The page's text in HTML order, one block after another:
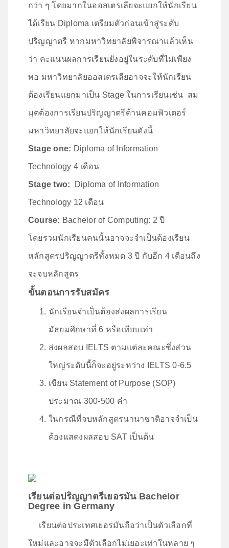
กว่า ๆ โดยมากในออสเตรเลียจะแยกให้นักเรียน
ได้เรียน Diploma เตรียมตัวก่อนเข้าสู่ระดับ
ปริญญาตรี หากมหาวิทยาลัยพิจารณาแล้วเห็น
ว่า คะแนนผลการเรียนยังอยู่ในระดับที่ไม่เพียง
พอ มหาวิทยาลัยออสเตรเลียอาจจะให้นักเรียน
ต้องเรียนแยกมาเป็น Stage ในการเรียนเช่น สม
มุตต้องการเรียนปริญญาตรีด้านคอมพิวเตอร์
มหาวิทยาลัยจะแยกให้นักเรียนดังนี้
Stage one: Diploma of Information
Technology 4 เดือน
Stage two: Diploma of Information
Technology 12 เดือน
Course: Bachelor of Computing: 2 ปี
โดยรวมนักเรียนคนนั้นอาจจะจำเป็นต้องเรียน
หลักสูตรปริญญาตรีทั้งหมด 3 ปี กับอีก 4 เดือนถึง
จะจบหลักสูตร
ขั้นตอนการรับสมัคร
นักเรียนจำเป็นต้องส่งผลการเรียน
มัธยมศึกษาที่ 6 หรือเทียบเท่า
ส่งผลสอบ IELTS ตามแต่ละคณะซึ่งส่วน
ใหญ่ระดับนี้ก็จะอยู่ระหว่าง IELTS 0-6.5
เขียน Statement of Purpose (SOP)
ประมาณ 300-500 คำ
ในกรณีที่จบหลักสูตรนานาชาติอาจจำเป็น
ต้องแสดงผลสอบ SAT เป็นต้น
เรียนต่อปริญญาตรีเยอรมัน Bachelor
Degree in Germany
เรียนต่อประเทศเยอรมันถือว่าเป็นตัวเลือกที่
ใหม่และอาจจะมีตัวเลือกไม่เยอะเท่าในหลาย ๆ